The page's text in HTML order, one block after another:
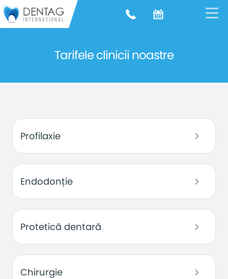
Tarifele clinicii noastre
Profilaxie
Endodonție
Protetică dentară
Chirurgie